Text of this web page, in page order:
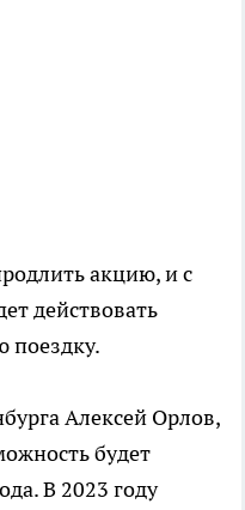
акцию, и с
действовать
поездку.
Алексей Орлов,
будет
В 2023 году